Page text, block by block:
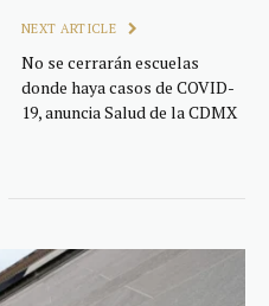
NEXT ARTICLE
No se cerrarán escuelas
donde haya casos de COVID-
19, anuncia Salud de la CDMX